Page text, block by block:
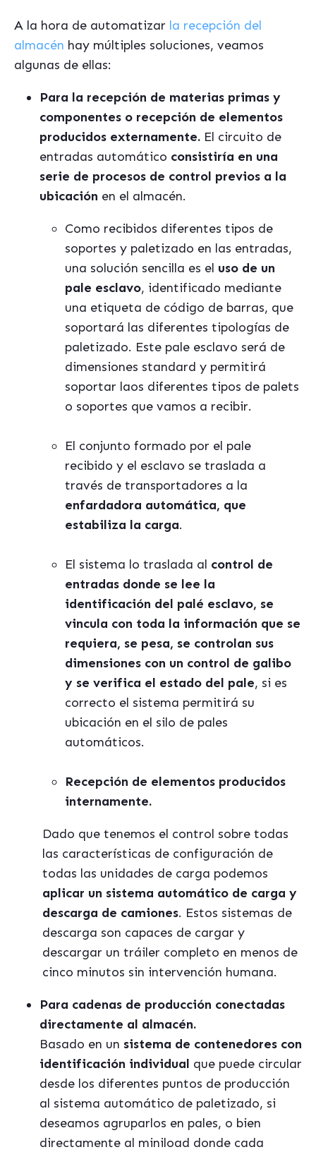
A la hora de automatizar la recepción del
almacén hay múltiples soluciones, veamos
algunas de ellas:
Para la recepción de materias primas y
componentes o recepción de elementos
producidos externamente. El circuito de
entradas automático consistiría en una
serie de procesos de control previos a la
ubicación en el almacén.
Como recibidos diferentes tipos de
soportes y paletizado en las entradas,
una solución sencilla es el uso de un
pale esclavo, identificado mediante
una etiqueta de código de barras, que
soportará las diferentes tipologías de
paletizado. Este pale esclavo será de
dimensiones standard y permitirá
soportar laos diferentes tipos de palets
o soportes que vamos a recibir.
El conjunto formado por el pale
recibido y el esclavo se traslada a
través de transportadores a la
enfardadora automática, que
estabiliza la carga.
El sistema lo traslada al control de
entradas donde se lee la
identificación del palé esclavo, se
vincula con toda la información que se
requiera, se pesa, se controlan sus
dimensiones con un control de galibo
y se verifica el estado del pale, si es
correcto el sistema permitirá su
ubicación en el silo de pales
automáticos.
Recepción de elementos producidos
internamente.
Dado que tenemos el control sobre todas
las características de configuración de
todas las unidades de carga podemos
aplicar un sistema automático de carga y
descarga de camiones. Estos sistemas de
descarga son capaces de cargar y
descargar un tráiler completo en menos de
cinco minutos sin intervención humana.
Para cadenas de producción conectadas
directamente al almacén.
Basado en un sistema de contenedores con
identificación individual que puede circular
desde los diferentes puntos de producción
al sistema automático de paletizado, si
deseamos agruparlos en pales, o bien
directamente al miniload donde cada